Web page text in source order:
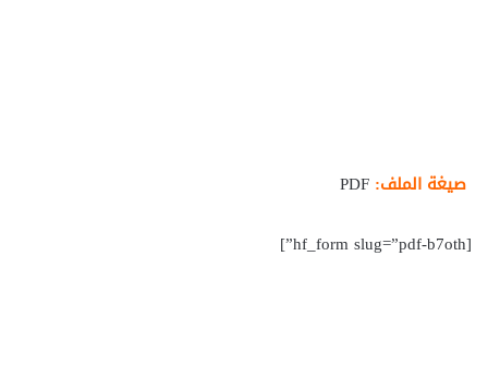
صيغة الملف:
[hf_form slug=”pdf-b7oth”]